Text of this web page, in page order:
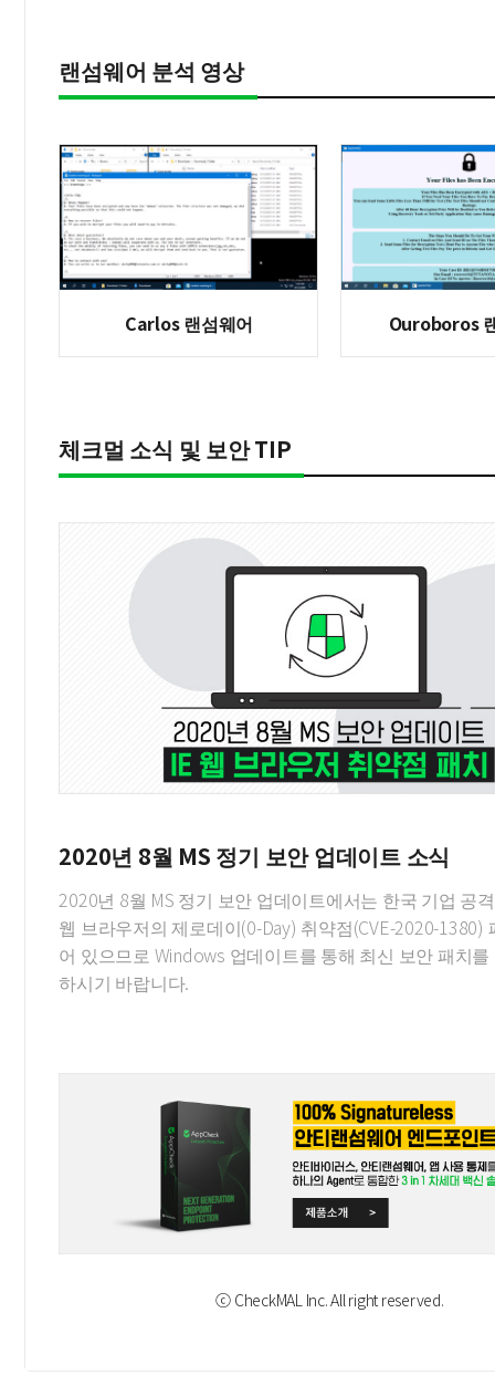
랜섬웨어 분석 영상
Carlos 랜섬웨어 Ouroboros
체크멀 소식 및 보안 TIP
2020년 8월 MS 정기 보안 업데이트 소식
2020년 8월 MS 정기 보안 업데이트에서는 한국 기업 공
웹 브라우저의 제로데이(0-Day) 취약점(CVE-2020-1380)
어 있으므로 Windows 업데이트를 통해 최신 보안 패치
하시기 바랍니다.
ⓒ CheckMAL Inc. All right reserved.